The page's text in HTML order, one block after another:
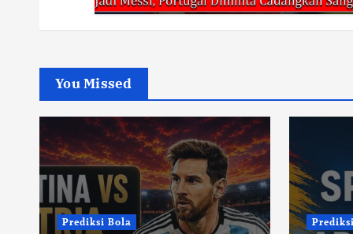
You Missed
Prediksi Bola